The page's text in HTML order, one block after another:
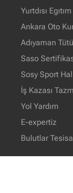
Yurtdısı
Ankara Oto
Adıyaman
Saso
Sosy Sport
İş Kazası
Yol Yardım
E-expertiz
Bulutlar